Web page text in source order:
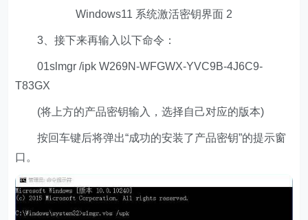
Windows11 系统激活密钥界面 2
3、接下来再输入以下命令：
01slmgr /ipk W269N-WFGWX-YVC9B-4J6C9-
T83GX
(将上方的产品密钥输入，选择自己对应的版本)
按回车键后将弹出“成功的安装了产品密钥”的提示窗
口。